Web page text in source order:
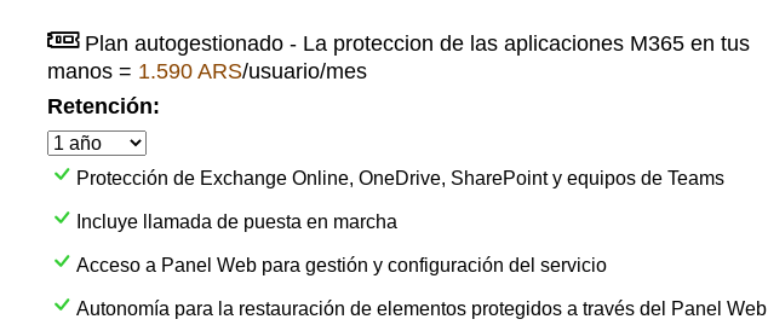
Plan autogestionado - La proteccion de las aplicaciones M365 en tus
manos = 1.590 ARS/usuario/mes
Retención:
Protección de Exchange Online, OneDrive, SharePoint y equipos de Teams
Incluye llamada de puesta en marcha
Acceso a Panel Web para gestión y configuración del servicio
Autonomía para la restauración de elementos protegidos a través del Panel Web